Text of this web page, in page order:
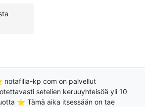
notafilia-kp com on palvellut
setelien keruuyhteisöä yli 10
⭐ Tämä aika itsessään on tae